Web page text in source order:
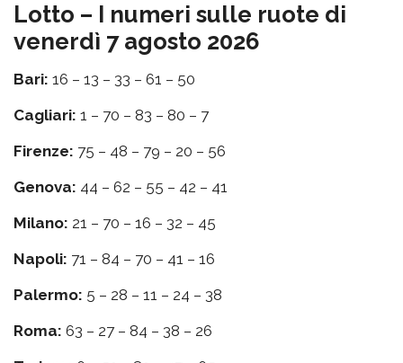
Lotto – I numeri sulle ruote di
venerdì 7 agosto 2026
Bari: 16 – 13 – 33 – 61 – 50
Cagliari: 1 – 70 – 83 – 80 – 7
Firenze: 75 – 48 – 79 – 20 – 56
Genova: 44 – 62 – 55 – 42 – 41
Milano: 21 – 70 – 16 – 32 – 45
Napoli: 71 – 84 – 70 – 41 – 16
Palermo: 5 – 28 – 11 – 24 – 38
Roma: 63 – 27 – 84 – 38 – 26